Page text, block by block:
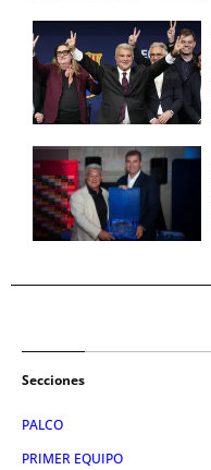
Secciones
PALCO
PRIMER EQUIPO